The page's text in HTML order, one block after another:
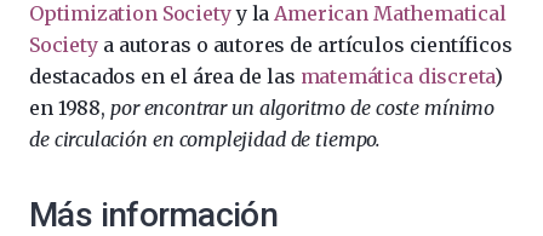
Optimization Societyy laAmerican Mathematical
Societya autoras o autores de artículos científicos
destacados en el área de las matemática discreta)
en 1988, por encontrar un algoritmo de coste mínimo
de circulación en complejidad de tiempo.
Más información